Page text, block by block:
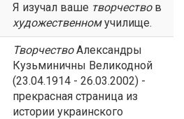
Я изучал ваше творчествов
художественномучилище.
ТворчествоАлександры
Кузьминичны Великодной
(23.04.1914 - 26.03.2002) -
прекрасная страница из
истории украинского